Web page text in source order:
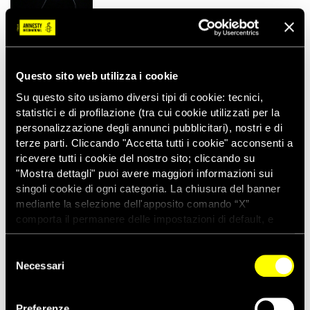
Questo sito web utilizza i cookie
Su questo sito usiamo diversi tipi di cookie: tecnici,
statistici e di profilazione (tra cui cookie utilizzati per la
personalizzazione degli annunci pubblicitari), nostri e di
terze parti. Cliccando "Accetta tutti i cookie" acconsenti a
ricevere tutti i cookie del nostro sito; cliccando su
"Mostra dettagli" puoi avere maggiori informazioni sui
singoli cookie di ogni categoria. La chiusura del banner
mediante la selezione dell'apposito comando “X”
comporta il permanere delle impostazioni di default, e
dunque la continuazione della navigazione con i cookie
dei cookie attivi sul sito clicca
delNecessari
29/12/2018 ULTIM'ORA
I traguardi che abbiamo raggiunto
grazie a te
25/12/2018 BUONE NOTIZIE
Le migliori buone notizie del 2018